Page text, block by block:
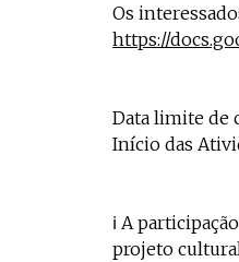
Os
https://
Data limite de
Início das
ℹ️ A
projeto